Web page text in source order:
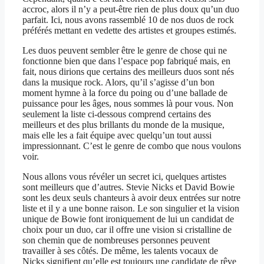
accroc, alors il n’y a peut-être rien de plus doux qu’un duo
parfait. Ici, nous avons rassemblé 10 de nos duos de rock
préférés mettant en vedette des artistes et groupes estimés.
Les duos peuvent sembler être le genre de chose qui ne
fonctionne bien que dans l’espace pop fabriqué mais, en
fait, nous dirions que certains des meilleurs duos sont nés
dans la musique rock. Alors, qu’il s’agisse d’un bon
moment hymne à la force du poing ou d’une ballade de
puissance pour les âges, nous sommes là pour vous. Non
seulement la liste ci-dessous comprend certains des
meilleurs et des plus brillants du monde de la musique,
mais elle les a fait équipe avec quelqu’un tout aussi
impressionnant. C’est le genre de combo que nous voulons
voir.
Nous allons vous révéler un secret ici, quelques artistes
sont meilleurs que d’autres. Stevie Nicks et David Bowie
sont les deux seuls chanteurs à avoir deux entrées sur notre
liste et il y a une bonne raison. Le son singulier et la vision
unique de Bowie font ironiquement de lui un candidat de
choix pour un duo, car il offre une vision si cristalline de
son chemin que de nombreuses personnes peuvent
travailler à ses côtés. De même, les talents vocaux de
Nicks signifient qu’elle est toujours une candidate de rêve